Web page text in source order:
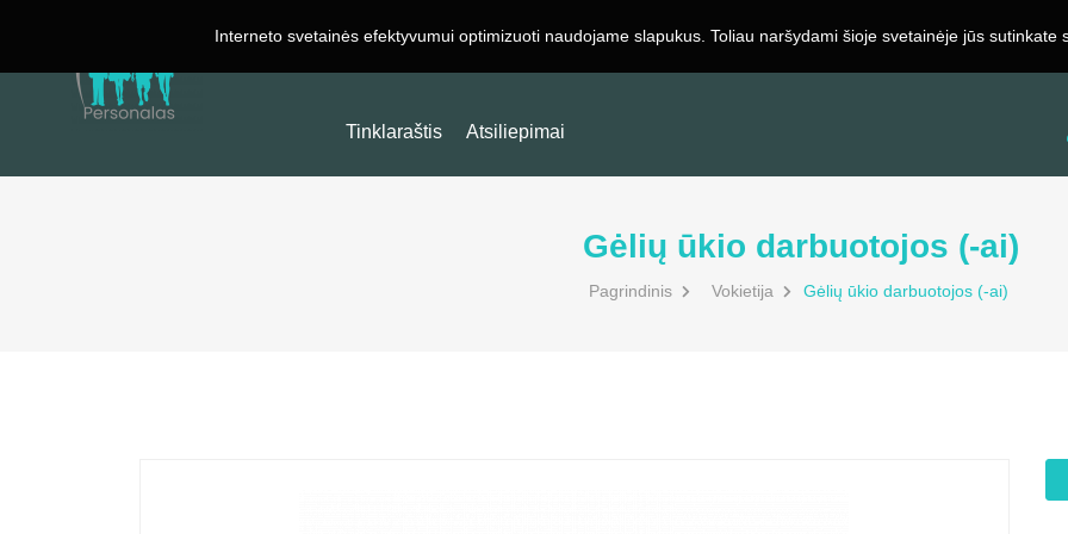
Interneto svetainės efektyvumui optimizuoti naudojame slapukus. Toliau naršydami šioje svetainėje jūs sutinkate
Darbas Užsienyje Registruotis Apie Mus Darbdaviams Kontaktai
Tinklaraštis Atsiliepimai
Gėlių ūkio darbuotojos (-ai)
Pagrindinis Vokietija Gėlių ūkio darbuotojos (-ai)